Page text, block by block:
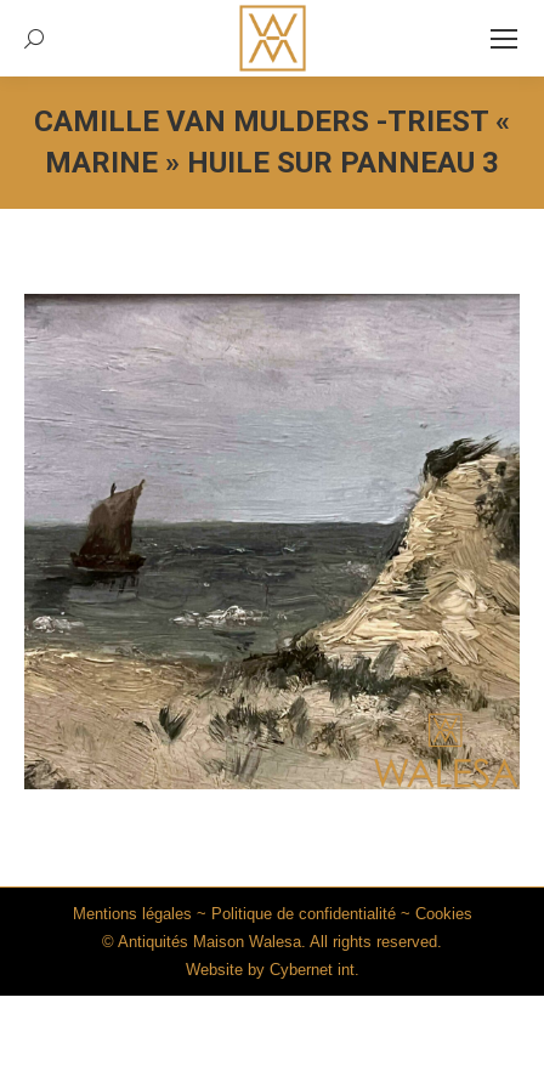
Recherche:
CAMILLE VAN MULDERS -TRIEST «
MARINE » HUILE SUR PANNEAU 3
Vous êtes ici :
Mentions légales ~ Politique de confidentialité~ Cookies
© Antiquités Maison Walesa. All rights reserved.
Website by Cybernet int.